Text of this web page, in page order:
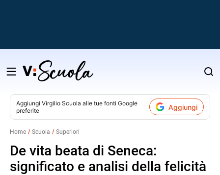
Salta
contenuto
Aggiungi Virgilio Scuola alle tue fonti Google
preferite
Aggiungi
Home Scuola Superiori
De vita beata di Seneca:
significato e analisi della felicità